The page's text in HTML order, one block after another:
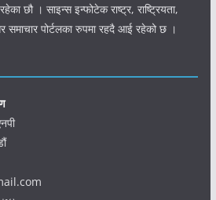
छौ । साइन्स इन्फोटेक राष्ट्र, राष्ट्रियता,
समाचार पोर्टलका रुपमा रहदै आई रहेको छ ।